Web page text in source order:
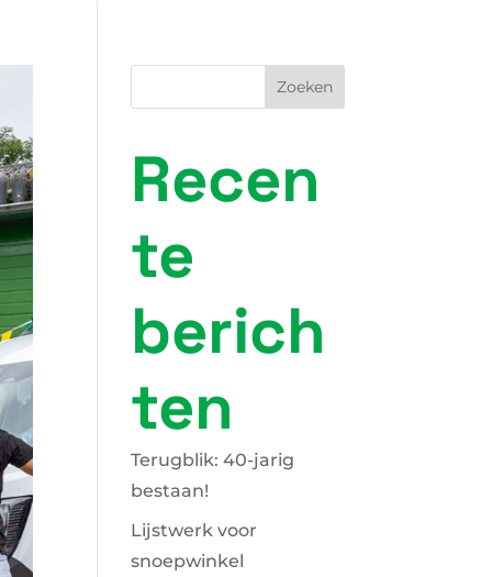
Zoeken
Recen
te
berich
ten
Terugblik: 40-jarig
bestaan!
Lijstwerk voor
snoepwinkel